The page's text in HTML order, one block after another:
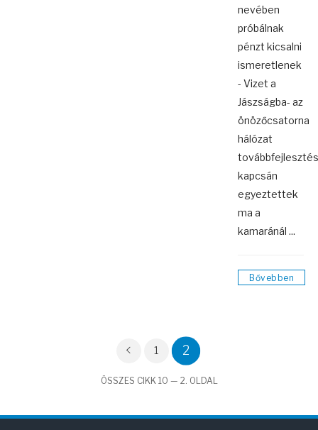
nevében
próbálnak
pénzt kicsalni
ismeretlenek
- Vizet a
Jászságba- az
önözőcsatorna
hálózat
kapcsán
egyeztettek
ma a
kamaránál ...
Bővebben
1 2
ÖSSZES CIKK 10 — 2. OLDAL